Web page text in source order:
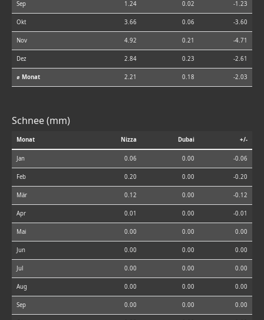
Sep 1.24 0.02 -1.23
Okt 3.66 0.06 -3.60
Nov 4.92 0.21 -4.71
Dez 2.84 0.23 -2.61
⌀ Monat 2.21 0.18 -2.03
Schnee (mm)
Monat Nizza Dubai +/-
Jan 0.06 0.00 -0.06
Feb 0.20 0.00 -0.20
Mär 0.12 0.00 -0.12
Apr 0.01 0.00 -0.01
Mai 0.00 0.00 0.00
Jun 0.00 0.00 0.00
Jul 0.00 0.00 0.00
Aug 0.00 0.00 0.00
Sep 0.00 0.00 0.00